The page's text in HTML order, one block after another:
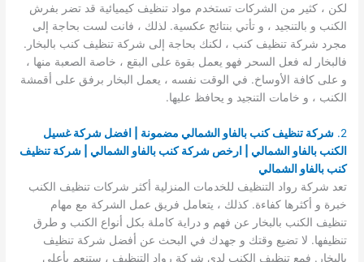
لكن ، كثير من الشركات تستخدم مواد تنظيف كيميائية قد تضر بفرش
الكنب و بالتنجيد ، و تأتي بنتائج عكسية. لذلك ، فانت لست بحاجة إلى
مجرد شركة تنظيف كنب ، لكنك بحاجة إلى شركة تنظيف كنب بالبخار.
فالبخار له فعل السحر فهو يعمل بقوة على البقع ، خاصة الصعبة منها ،
و على كافة الأوساخ. في الوقت نفسه ، يعمل البخار برفق على أقمشة
الكنب ، و خامات التنجيد و يحافظ عليها.
2. شركة تنظيف كنب بالفاو الشمالي مضمونة | افضل شركة غسيل
الكنب بالفاو الشمالي | ارخص شركة كنب بالفاو الشمالي | شركة تنظيف
كنب بالفاو الشمالي
تعد شركة رواد التنظيف للخدمات المنزلية أكثر شركات تنظيف الكنب
خبرة و أكثرها كفاءة. كذلك ، يتعامل فريق عمل الشركة مع مهام
تنظيف الكنب بالبخار عن فهم و دراية كاملة بكل أنواع الكنب و طرق
تنظيفها. لا تضيع وقتك و جهدك في البحث عن أفضل شركة تنظيف
بالبخار. فمع تنظيف الكنب لدى شركة رواد التنظيف ، ستنعم بأعلى